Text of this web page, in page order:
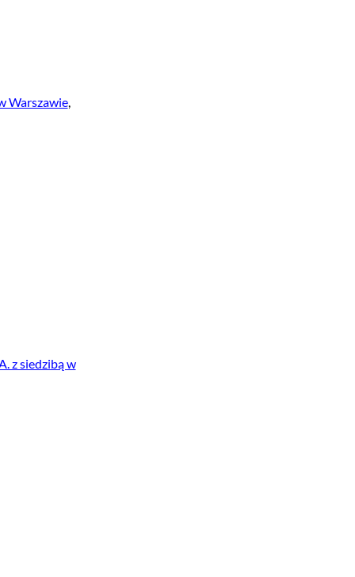
Warszawie,
z siedzibą w